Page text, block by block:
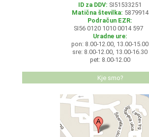
ID za DDV: SI51533251
Matična številka: 5879914
Podračun EZR:
SI56 0120 1010 0014 597
Uradne ure:
pon: 8.00-12.00, 13.00-15.00
sre: 8.00-12.00, 13.00-16.30
pet: 8.00-12.00
Kje smo?